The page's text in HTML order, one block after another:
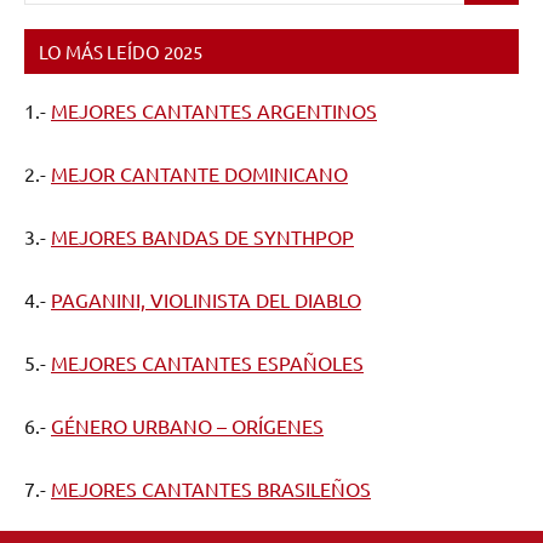
Gift,
Rane
The
LO MÁS LEÍDO 2025
1.- MEJORES CANTANTES ARGENTINOS
2.- MEJOR CANTANTE DOMINICANO
3.- MEJORES BANDAS DE SYNTHPOP
4.- PAGANINI, VIOLINISTA DEL DIABLO
5.- MEJORES CANTANTES ESPAÑOLES
6.- GÉNERO URBANO – ORÍGENES
7.- MEJORES CANTANTES BRASILEÑOS